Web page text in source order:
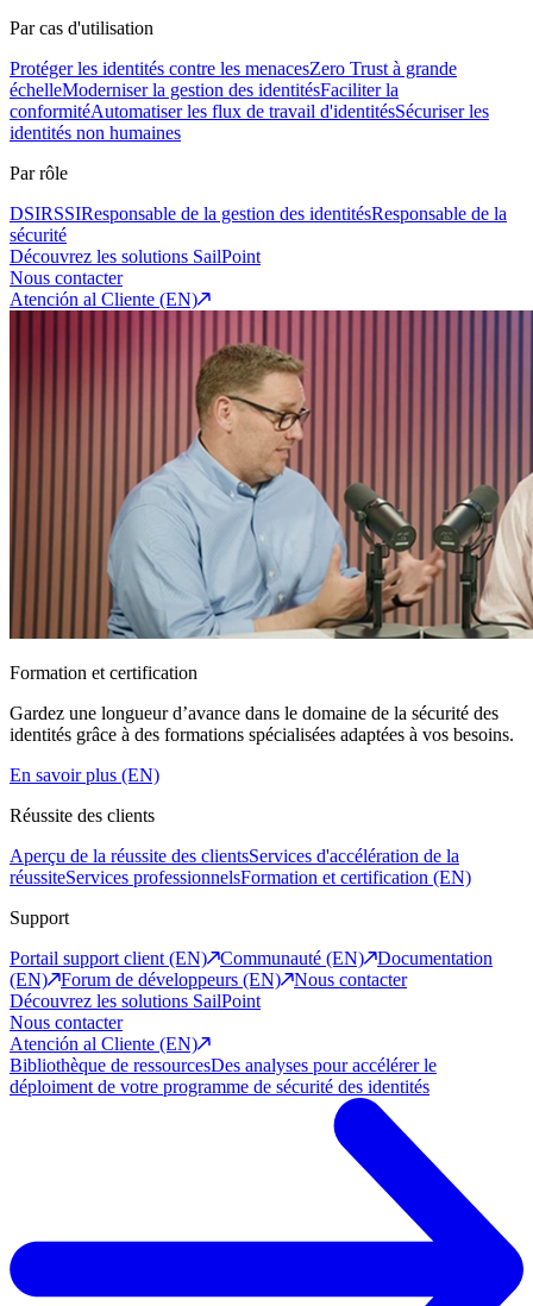
Par cas d'utilisation
Protéger les identités contre les menacesZero Trust à grande
échelleModerniser la gestion des identitésFaciliter la
conformitéAutomatiser les flux de travail d'identitésSécuriser les
identités non humaines
Par rôle
DSIRSSIResponsable de la gestion des identitésResponsable de la
sécurité
Découvrez les solutions SailPoint
Nous contacter
Atención al Cliente (EN)
Formation et certification
Gardez une longueur d’avance dans le domaine de la sécurité des
identités grâce à des formations spécialisées adaptées à vos besoins.
En savoir plus (EN)
Réussite des clients
Aperçu de la réussite des clientsServices d'accélération de la
réussiteServices professionnelsFormation et certification (EN)
Support
Portail support client (EN)
Communauté (EN)
Documentation
(EN)
Forum de développeurs (EN)
Nous contacter
Découvrez les solutions SailPoint
Nous contacter
Atención al Cliente (EN)
Bibliothèque de ressourcesDes analyses pour accélérer le
déploiment de votre programme de sécurité des identités